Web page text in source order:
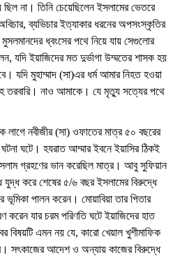
না। তিনি চেয়েছিলেন ইসলামের ভেতরে
ব্যভিচার ইত্যাকার ধরনের অপসংস্কৃতির
ধ্বংসের পথে নিয়ে যায় সেগুলোর
যদি ইয়াজিদের মত দুর্ভাগা উম্মতের শাসক হয়
যদি মুহাম্মাদ (সা)এর ধর্ম আমার নিহত হওয়া
তরবারি। নাও আমাকে। যে মৃত্যু সত্যের পথে
লাগে নবীজীর (সা) ওফাতের মাত্র ৫০ বছরের
ঘটে। হযরাত আম্মার ইবনে ইয়াসির ঠিকই
গ্রহণের ভান করেছিল মাত্র। আবু সুফিয়ান
যুদ্ধ করে শেষের ৫/৬ বছর ইসলামের বিরুদ্ধে
ভূমিকা পালন করেন। মোয়াবিয়া তার পিতার
যার চরম পরিণতি ঘটে ইয়াজিদের হাত
বিষয়টি এমন নয় যে, কারো খেয়াল খুশীমাফিক
সৎকাজের আদেশ ও অন্যায় কাজের বিরুদ্ধে